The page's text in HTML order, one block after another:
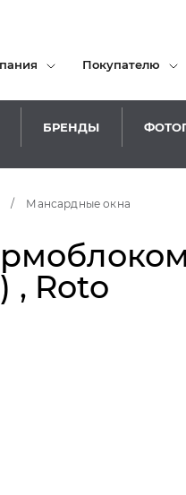
Покупателю
БРЕНДЫ
/ Мансардные окна
, Roto